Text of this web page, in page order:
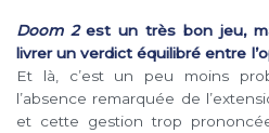
Doom 2est un très bon jeu,
livrer un verdict équilibré entre
Et là, c’est un peu moins
l’absence remarquée de
et cette gestion trop